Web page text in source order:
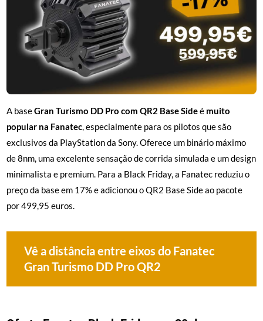
A baseGran Turismo DD Pro com QR2 Base Sideé muito
popular na Fanatec, especialmente para os pilotos que são
exclusivos da PlayStation da Sony. Oferece um binário máximo
de 8nm, uma excelente sensação de corrida simulada e um design
minimalista e premium. Para a Black Friday, a Fanatec reduziu o
preço da base em 17% e adicionou o QR2 Base Side ao pacote
por 499,95 euros.
Vê a distância entre eixos do Fanatec
Gran Turismo DD Pro QR2